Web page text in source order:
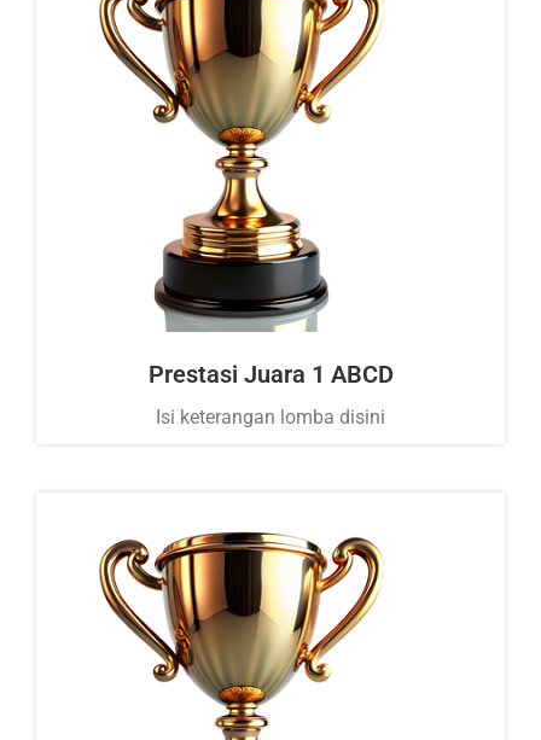
Prestasi Juara 1 ABCD
Isi keterangan lomba disini